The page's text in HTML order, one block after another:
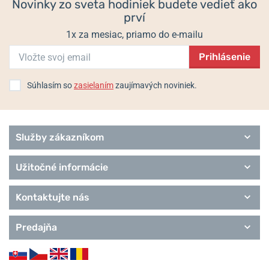
Novinky zo sveta hodiniek budete vedieť ako
prví
1x za mesiac, priamo do e-mailu
Prihlásenie
Súhlasím sozasielanímzaujímavých noviniek.
Služby zákazníkom
Užitočné informácie
Kontaktujte nás
Predajňa